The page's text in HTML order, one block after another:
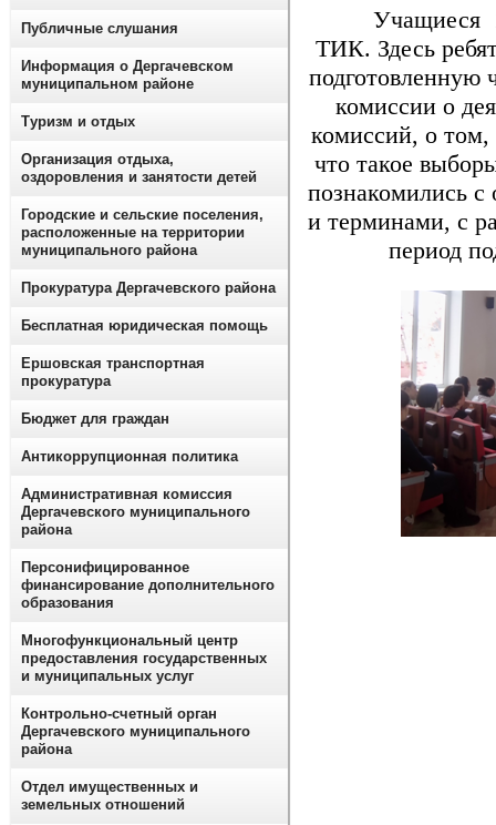
Учащиеся 11-
ТИК. Здесь
подготовленную
комиссии о
комиссий, о том,
что такое
познакомились
и терминами, с
период
Публичные слушания
Информация о Дергачевском
муниципальном районе
Туризм и отдых
Организация отдыха,
оздоровления и занятости детей
Городские и сельские поселения,
расположенные на территории
муниципального района
Прокуратура Дергачевского района
Бесплатная юридическая помощь
Ершовская транспортная
прокуратура
Бюджет для граждан
Антикоррупционная политика
Административная комиссия
Дергачевского муниципального
района
Персонифицированное
финансирование дополнительного
образования
Многофункциональный центр
предоставления государственных
и муниципальных услуг
Контрольно-счетный орган
Дергачевского муниципального
района
Отдел имущественных и
земельных отношений